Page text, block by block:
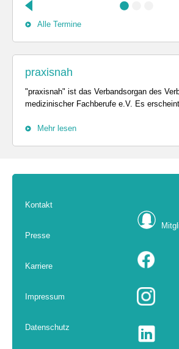
Alle Termine
praxisnah
"praxisnah" ist das Verbandsorgan des
medizinischer Fachberufe e.V. Es
Mehr lesen
Kontakt
Presse
Karriere
Impressum
Datenschutz